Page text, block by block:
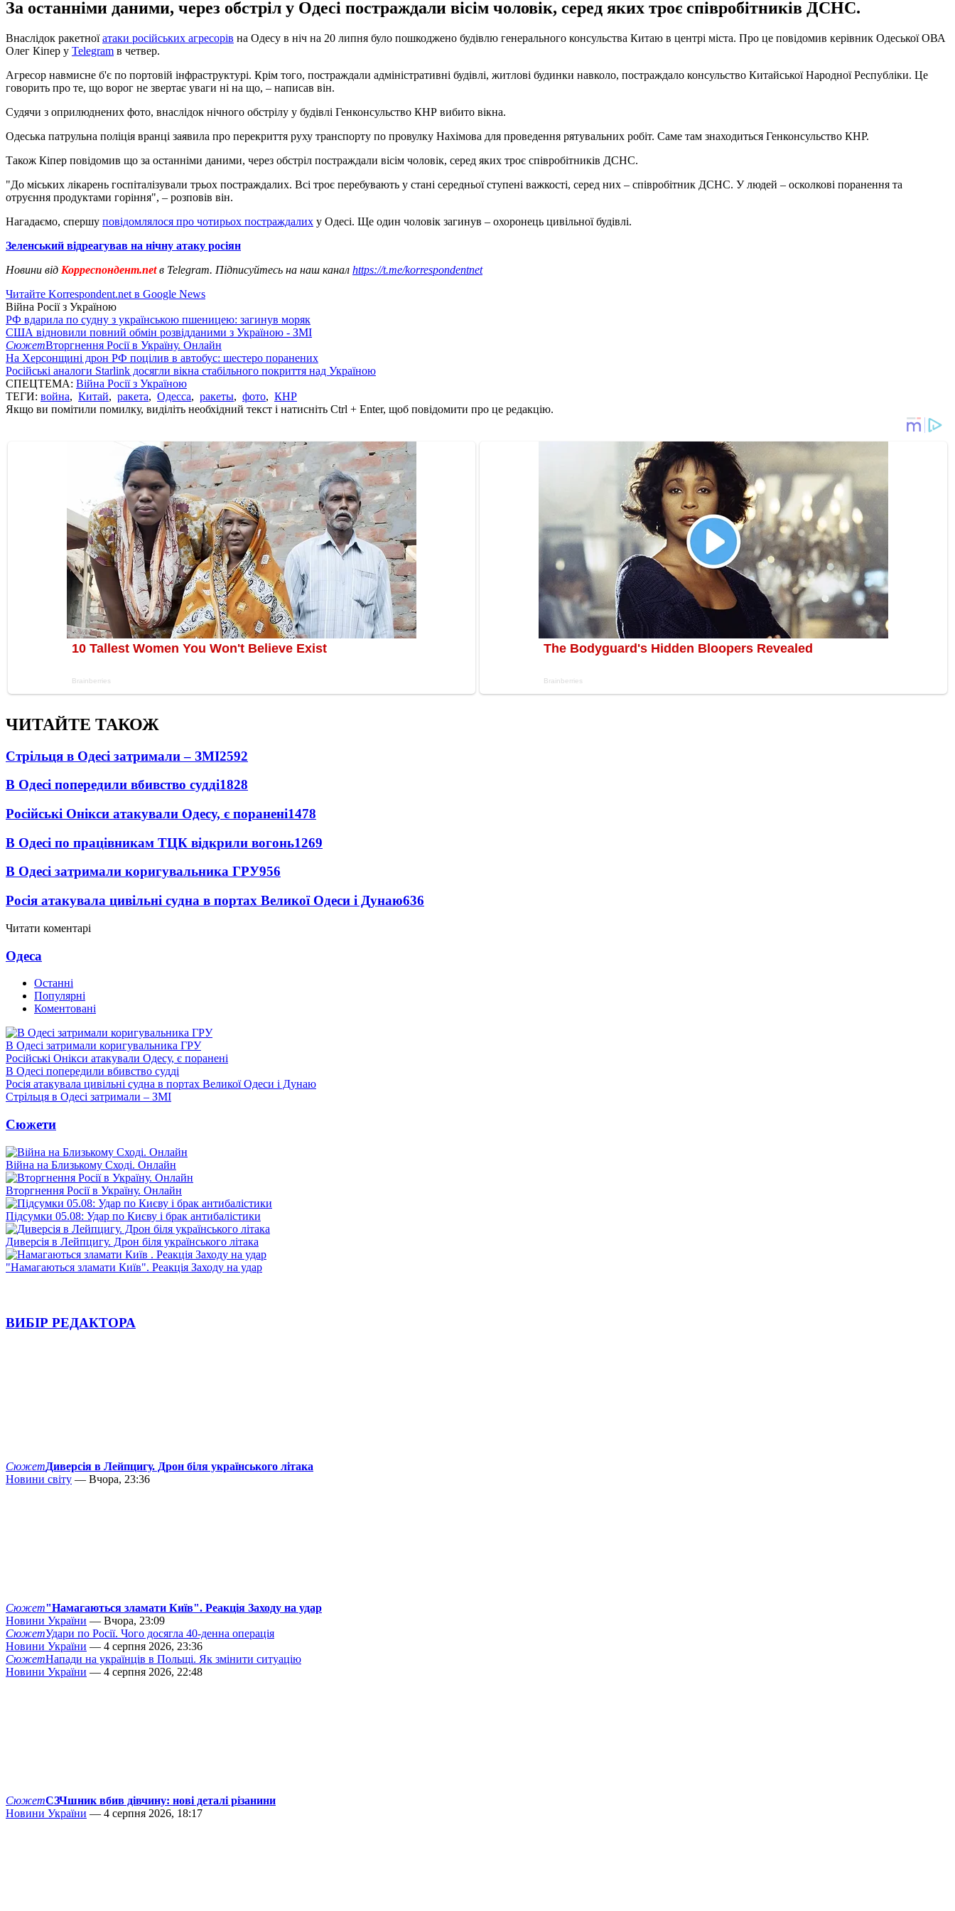
За останніми даними, через обстріл у Одесі постраждали вісім чоловік, серед яких троє співробітників ДСНС.
Внаслідок ракетноїатаки російських агресорів на Одесу в ніч на 20 липня було пошкоджено будівлю генерального консульства Китаю в центрі міста. Про це повідомив керівник Одеської ОВА
Олег Кіпер у Telegram в четвер.
Агресор навмисне б'є по портовій інфраструктурі. Крім того, постраждали адміністративні будівлі, житлові будинки навколо, постраждало консульство Китайської Народної Республіки. Це
говорить про те, що ворог не звертає уваги ні на що, – написав він.
Судячи з оприлюднених фото, внаслідок нічного обстрілу у будівлі Генконсульство КНР вибито вікна.
Одеська патрульна поліція вранці заявила про перекриття руху транспорту по провулку Нахімова для проведення рятувальних робіт. Саме там знаходиться Генконсульство КНР.
Також Кіпер повідомив що за останніми даними, через обстріл постраждали вісім чоловік, серед яких троє співробітників ДСНС.
"До міських лікарень госпіталізували трьох постраждалих. Всі троє перебувають у стані середньої ступені важкості, серед них – співробітник ДСНС. У людей – осколкові поранення та
отруєння продуктами горіння", – розповів він.
Нагадаємо, спершу повідомлялося про чотирьох постраждалих у Одесі. Ще один чоловік загинув – охоронець цивільної будівлі.
Зеленський відреагував на нічну атаку росіян
Новини від Корреспондент.netв Telegram. Підписуйтесь на наш канал https://t.me/korrespondentnet
Читайте Korrespondent.net в Google News
Війна Росії з Україною
РФ вдарила по судну з українською пшеницею: загинув моряк
США відновили повний обмін розвідданими з Україною - ЗМІ
СюжетВторгнення Росії в Україну. Онлайн
На Херсонщині дрон РФ поцілив в автобус: шестеро поранених
Російські аналоги Starlink досягли вікна стабільного покриття над Україною
СПЕЦТЕМА: Війна Росії з Україною
ТЕГИ: война, Китай, ракета, Одесса, ракеты, фото, КНР
Якщо ви помітили помилку, виділіть необхідний текст і натисніть Ctrl + Enter, щоб повідомити про це редакцію.
ЧИТАЙТЕ ТАКОЖ
Стрільця в Одесі затримали – ЗМІ2592
В Одесі попередили вбивство судді1828
Російські Онікси атакували Одесу, є поранені1478
В Одесі по працівникам ТЦК відкрили вогонь1269
В Одесі затримали коригувальника ГРУ956
Росія атакувала цивільні судна в портах Великої Одеси і Дунаю636
Читати коментарі
Одеса
Останні
Популярні
Коментовані
В Одесі затримали коригувальника ГРУ
Російські Онікси атакували Одесу, є поранені
В Одесі попередили вбивство судді
Росія атакувала цивільні судна в портах Великої Одеси і Дунаю
Стрільця в Одесі затримали – ЗМІ
Сюжети
Війна на Близькому Сході. Онлайн
Вторгнення Росії в Україну. Онлайн
Підсумки 05.08: Удар по Києву і брак антибалістики
Диверсія в Лейпцигу. Дрон біля українського літака
"Намагаються зламати Київ". Реакція Заходу на удар
ВИБІР РЕДАКТОРА
СюжетДиверсія в Лейпцигу. Дрон біля українського літака
Новини світу — Вчора, 23:36
Сюжет"Намагаються зламати Київ". Реакція Заходу на удар
Новини України — Вчора, 23:09
СюжетУдари по Росії. Чого досягла 40-денна операція
Новини України — 4 серпня 2026, 23:36
СюжетНапади на українців в Польщі. Як змінити ситуацію
Новини України — 4 серпня 2026, 22:48
СюжетСЗЧшник вбив дівчину: нові деталі різанини
Новини України — 4 серпня 2026, 18:17